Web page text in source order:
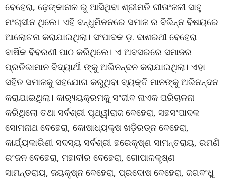
ବେହେରା, ଢ଼େଙ୍କାନାଳ ରୁ ଆସିଥିବା ଶ୍ରୀମତି ଗୀତାଂଜଳୀ ସାହୁ
ମଂଚାସୀନ ଥିଲେ। ଏହି ବନ୍ଧୁମିଳନରେ ସମାଜ ର ବିଭିନ୍ନ ବିଷୟରେ
ଆଲୋଚନା କରାଯାଇଥିଲା। ସଂପାଦକ ଡ଼. ଦାଶରଥୀ ବେହେରା
ବାର୍ଷିକ ବିବରଣୀ ପାଠ କରିଥିଲେ। ଏ ଅବସରରେ ସମାଜର
ପ୍ରତିଭାମାନ ବିଦ୍ୟାର୍ଥୀ ଙ୍କୁ ଅଭିନନ୍ଦନ କରାଯାଇଥିଲା। ଏହା
ସହିତ ସମାଜକୁ ସହଯୋଗ କରୁଥିବା ବ୍ୟକ୍ତି ମାନଙ୍କୁ ଅଭିନନ୍ଦନ
କରାଯାଇଥିଲା। କାର‌୍ୟ୍ୟକ୍ରମକୁ ସଂଜୀବ ନାଏକ ପରିଚାଳନା
କରିଥିଲୋ ତଥା ସର୍ବଶ୍ରୀ ପୃଥ୍ୱୀରାଜ ବେହେରା, ସହସଂପାଦକ
ସୋମନାଥ ବେହେରା, କୋଷାଧ୍ୟକ୍ଷ ଖଡ଼ିରତ୍ନ ବେହେରା,
କାର୍ଯ୍ୟକାରିଣୀ ସଦସ୍ୟ ସର୍ବଶ୍ରୀ ହରେକୃଷ୍ଣ ସାମନ୍ତରାୟ, ରମଣି
ରଂଜନ ବେହେରା, ମହାବୀର ବେହେରା, ଗୋପାଳକୃଷ୍ଣ
ସାମନ୍ତରାୟ, ଜୟକୃଷ୍ନ ବେହେରା, ପ୍ରଦୋଷ ବେହେରା, ଜଗବଂଧୁ